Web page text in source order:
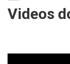
Videos